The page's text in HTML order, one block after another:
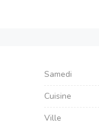
Samedi
Cuisine
Ville